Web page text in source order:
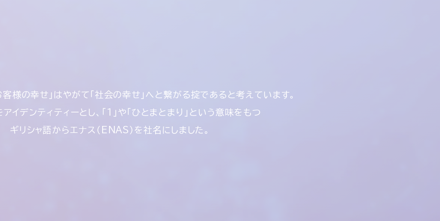
様の幸せ」はやがて 「社会の幸せ」へと繋がる掟である と考えています。
イデンティティーとし、
「1」や「ひとまとまり」という意味をもつ
ギリシャ語からエナス（ENAS）を社名にしました。